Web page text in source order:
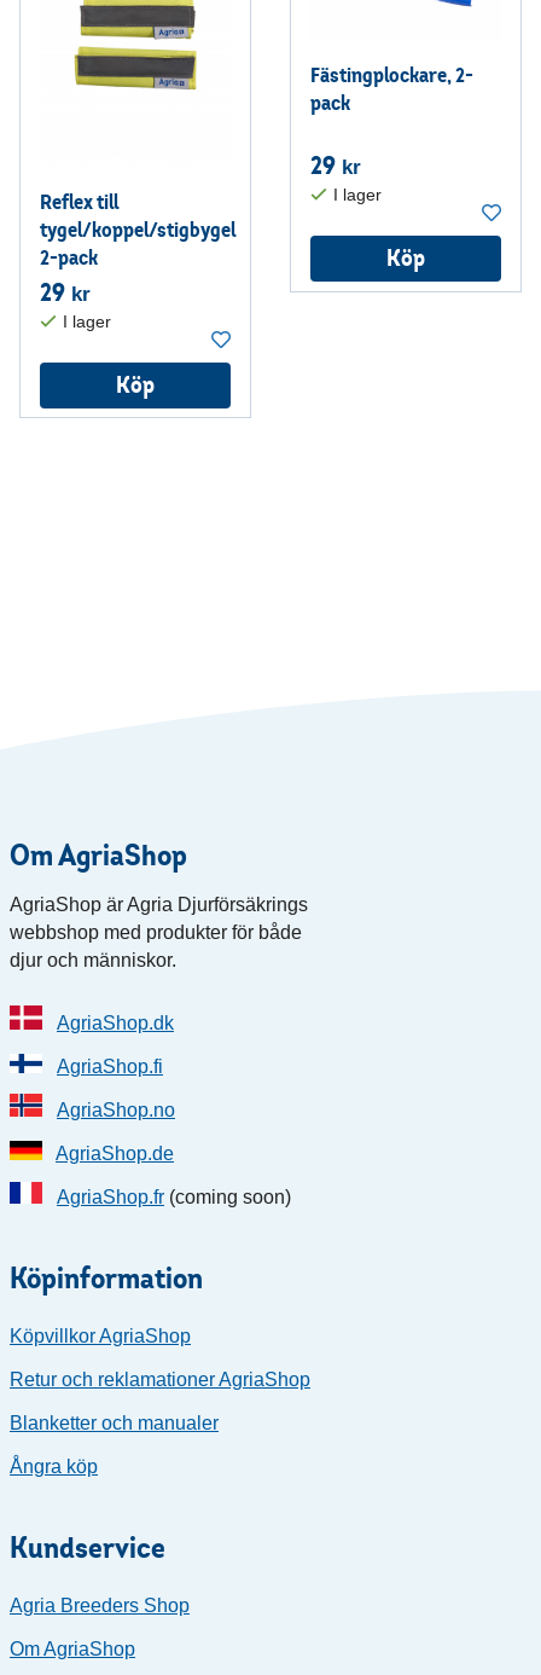
Reflex till
tygel/koppel/stigbygel
2-pack
29 kr
Köp
Fästingplockare, 2-
pack
29 kr
Köp
Om AgriaShop
AgriaShop är Agria Djurförsäkrings
webbshop med produkter för både
djur och människor.
AgriaShop.dk
AgriaShop.fi
AgriaShop.no
AgriaShop.de
AgriaShop.fr (coming soon)
Köpinformation
Köpvillkor AgriaShop
Retur och reklamationer AgriaShop
Blanketter och manualer
Ångra köp
Kundservice
Agria Breeders Shop
Om AgriaShop